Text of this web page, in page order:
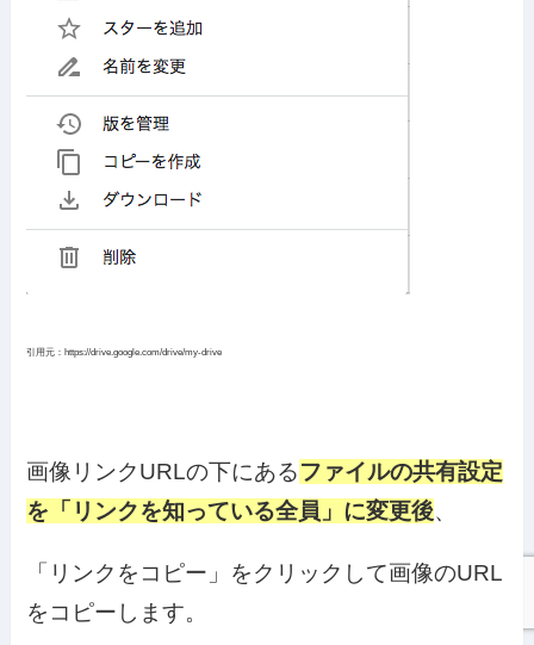
引用元：https://drive.google.com/drive/my-drive
画像リンクURLの下にあるファイルの共有設定
を「リンクを知っている全員」に変更後、
「リンクをコピー」をクリックして画像のURL
をコピーします。